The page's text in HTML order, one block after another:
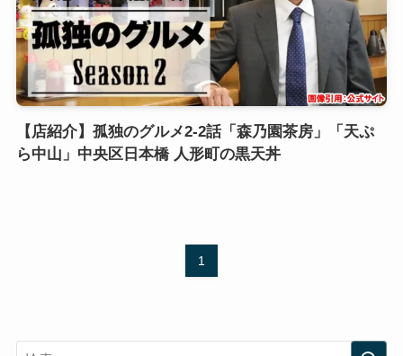
【店紹介】孤独のグルメ2-2話「森乃園茶房」「天ぷ
ら中山」中央区日本橋 人形町の黒天丼
1